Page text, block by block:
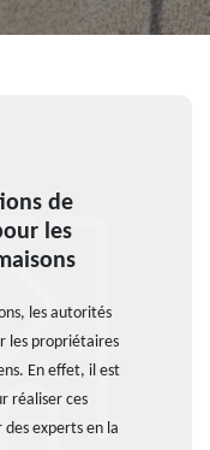
de
les
les autorités
les propriétaires
En effet, il est
réaliser ces
experts en la